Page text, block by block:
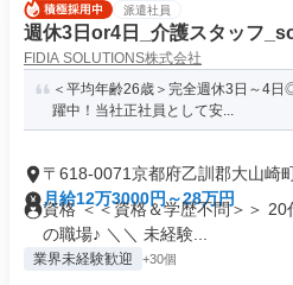
派遣社員
週休3日or4日_介護スタッフ
FIDIA SOLUTIONS株式会社
＜平均年齢26歳＞完全週休3日～4
躍中！当社正社員として安...
〒618-0071京都府乙訓郡大山崎
月給12万3000円～28万円
資格 ＜＜資格＆学歴不問＞＞
の職場♪ ＼＼ 未経験...
業界未経験歓迎 +30個